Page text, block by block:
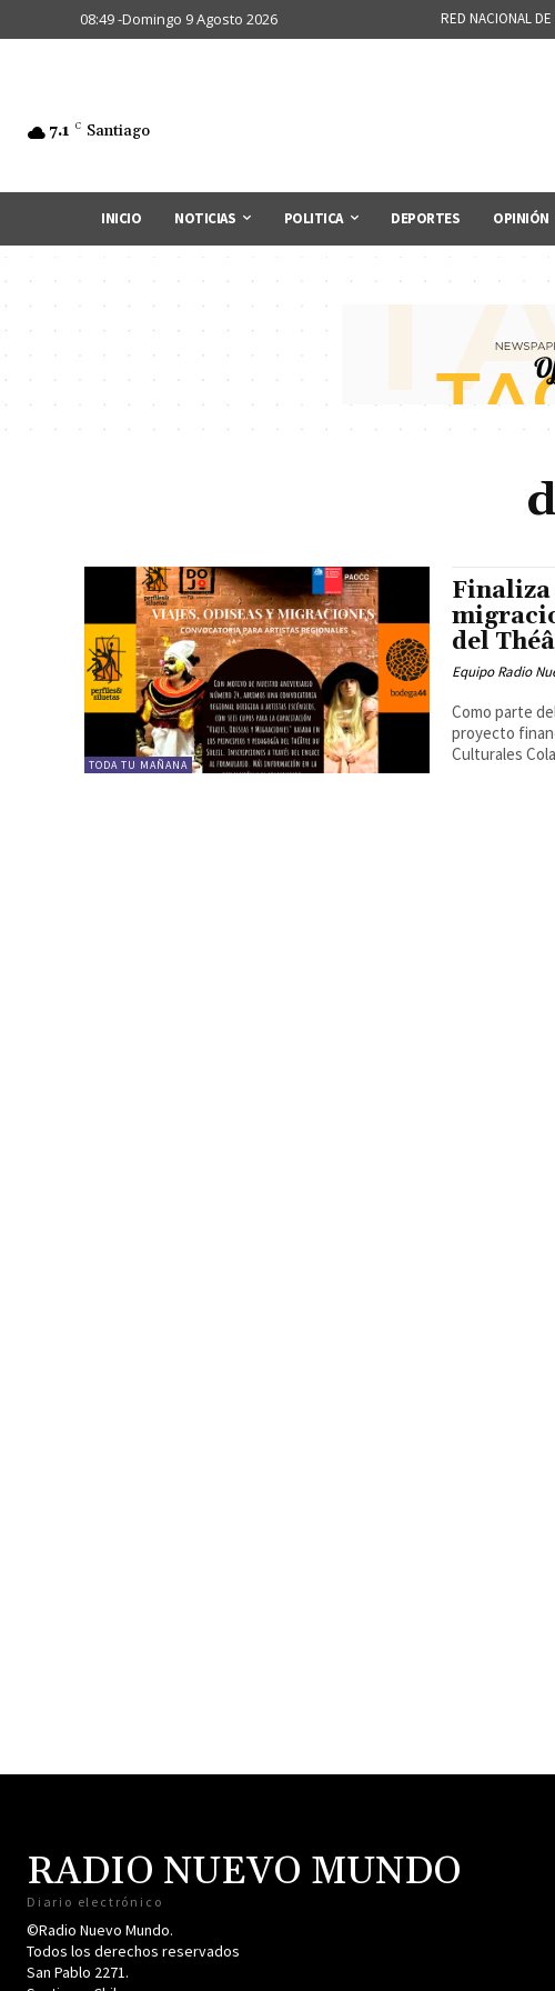
08:49 -Domingo 9 Agosto 2026 RED NACIONAL DE
7.1 C Santiago
INICIO NOTICIAS POLITICA DEPORTES OPINIÓN
TODA TU MAÑANA
Finaliza
del
Equipo Radio
Como parte
proyecto
Culturales
RADIO NUEVO MUNDO
Diario electrónico
©Radio Nuevo Mundo.
Todos los derechos reservados
San Pablo 2271.